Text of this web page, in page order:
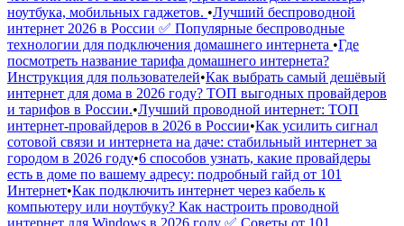
ноутбука, мобильных гаджетов. •Лучший беспроводной
интернет 2026 в России ✅ Популярные беспроводные
технологии для подключения домашнего интернета •Где
посмотреть название тарифа домашнего интернета?
Инструкция для пользователей•Как выбрать самый дешёвый
интернет для дома в 2026 году? ТОП выгодных провайдеров
и тарифов в России.•Лучший проводной интернет: ТОП
интернет-провайдеров в 2026 в России•Как усилить сигнал
сотовой связи и интернета на даче: стабильный интернет за
городом в 2026 году•6 способов узнать, какие провайдеры
есть в доме по вашему адресу: подробный гайд от 101
Интернет•Как подключить интернет через кабель к
компьютеру или ноутбуку? Как настроить проводной
интернет для Windows в 2026 году ✅ Советы от 101